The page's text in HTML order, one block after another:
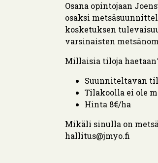
Osana opintojaan
osaksi
kosketuksen
varsinaisten
Millaisia tiloja
Suunniteltavan
Tilakoolla ei ole
Hinta 8€/ha
Mikäli sinulla on
hallitus@jmyo.fi